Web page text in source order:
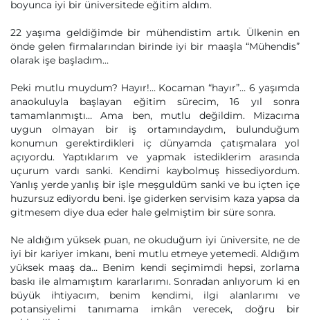
boyunca iyi bir üniversitede eğitim aldım.
22 yaşıma geldiğimde bir mühendistim artık. Ülkenin en
önde gelen firmalarından birinde iyi bir maaşla “Mühendis”
olarak işe başladım…
Peki mutlu muydum? Hayır!… Kocaman “hayır”… 6 yaşımda
anaokuluyla başlayan eğitim sürecim, 16 yıl sonra
tamamlanmıştı… Ama ben, mutlu değildim. Mizacıma
uygun olmayan bir iş ortamındaydım, bulunduğum
konumun gerektirdikleri iç dünyamda çatışmalara yol
açıyordu. Yaptıklarım ve yapmak istediklerim arasında
uçurum vardı sanki. Kendimi kaybolmuş hissediyordum.
Yanlış yerde yanlış bir işle meşguldüm sanki ve bu içten içe
huzursuz ediyordu beni. İşe giderken servisim kaza yapsa da
gitmesem diye dua eder hale gelmiştim bir süre sonra.
Ne aldığım yüksek puan, ne okuduğum iyi üniversite, ne de
iyi bir kariyer imkanı, beni mutlu etmeye yetemedi. Aldığım
yüksek maaş da… Benim kendi seçimimdi hepsi, zorlama
baskı ile almamıştım kararlarımı. Sonradan anlıyorum ki en
büyük ihtiyacım, benim kendimi, ilgi alanlarımı ve
potansiyelimi tanımama imkân verecek, doğru bir